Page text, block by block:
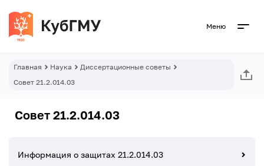
Меню
Главная Наука
Диссертационные советы
Совет 21.2.014.03
Совет 21.2.014.03
Информация о защитах 21.2.014.03